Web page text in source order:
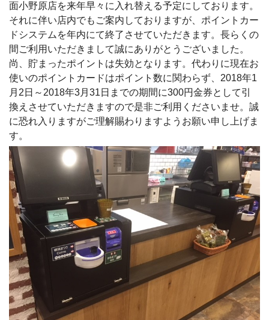
面小野原店を来年早々に入れ替える予定にしております。
それに伴い店内でもご案内しておりますが、ポイントカー
ドシステムを年内にて終了させていただきます。長らくの
間ご利用いただきまして誠にありがとうございました。
尚、貯まったポイントは失効となります。代わりに現在お
使いのポイントカードはポイント数に関わらず、2018年1
月2日～2018年3月31日までの期間に300円金券として引
換えさせていただきますので是非ご利用くださいませ。誠
に恐れ入りますがご理解賜わりますようお願い申し上げま
す。